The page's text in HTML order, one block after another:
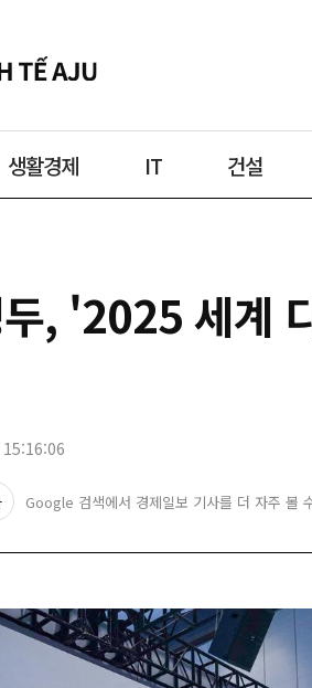
생활경제 IT 건설
, '2025 세계
Google 검색에서 경제일보 기사를 더 자주 볼